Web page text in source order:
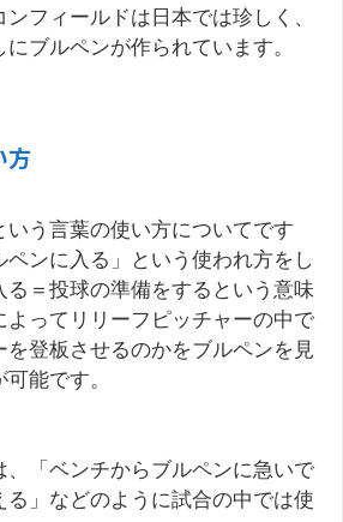
フィールドは日本では珍しく、
ブルペンが作られています。
方
う言葉の使い方についてです
ペンに入る」という使われ方をし
る＝投球の準備をするという意味
よってリリーフピッチャーの中で
を登板させるのかをブルペンを見
能です。
、「ベンチからブルペンに急いで
る」などのように試合の中では使